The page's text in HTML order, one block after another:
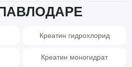
Креатин гидрохлорид
Креатин моногидрат